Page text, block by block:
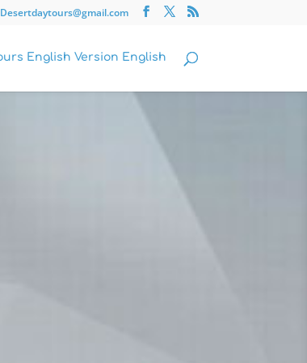
Desertdaytours@gmail.com
English